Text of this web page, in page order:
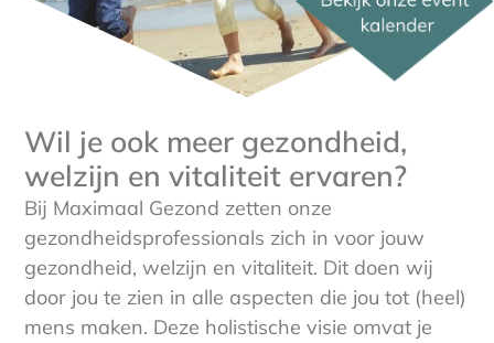
Wil je ook meer gezondheid,
welzijn en vitaliteit ervaren?
Bij Maximaal Gezond zetten onze
gezondheidsprofessionals zich in voor jouw
gezondheid, welzijn en vitaliteit. Dit doen wij
door jou te zien in alle aspecten die jou tot (heel)
mens maken. Deze holistische visie omvat je